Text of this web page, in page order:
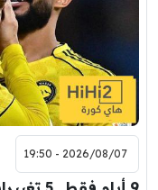
2026/08/07 - 19:50